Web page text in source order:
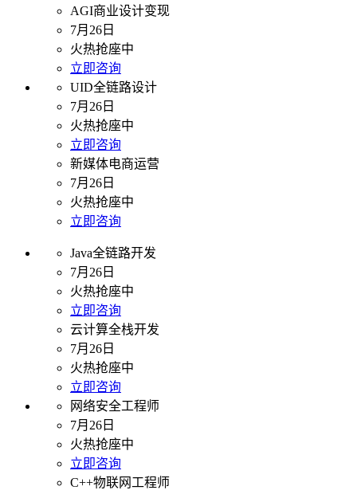
AGI商业设计变现
7月26日
火热抢座中
立即咨询
UID全链路设计
7月26日
火热抢座中
立即咨询
新媒体电商运营
7月26日
火热抢座中
立即咨询
Java全链路开发
7月26日
火热抢座中
立即咨询
云计算全栈开发
7月26日
火热抢座中
立即咨询
网络安全工程师
7月26日
火热抢座中
立即咨询
C++物联网工程师